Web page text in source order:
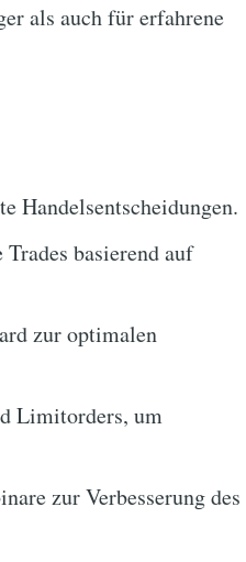
als auch für erfahrene
Handelsentscheidungen.
basierend auf
zur optimalen
Limitorders, um
zur Verbesserung des